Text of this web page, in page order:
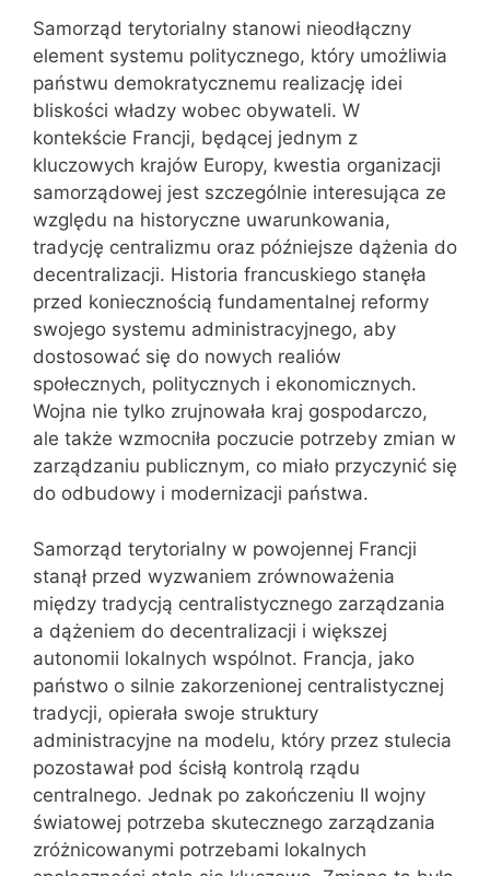
Samorząd terytorialny stanowi nieodłączny
element systemu politycznego, który umożliwia
państwu demokratycznemu realizację idei
bliskości władzy wobec obywateli. W
kontekście Francji, będącej jednym z
kluczowych krajów Europy, kwestia organizacji
samorządowej jest szczególnie interesująca ze
względu na historyczne uwarunkowania,
tradycję centralizmu oraz późniejsze dążenia do
decentralizacji. Historia francuskiego stanęła
przed koniecznością fundamentalnej reformy
swojego systemu administracyjnego, aby
dostosować się do nowych realiów
społecznych, politycznych i ekonomicznych.
Wojna nie tylko zrujnowała kraj gospodarczo,
ale także wzmocniła poczucie potrzeby zmian w
zarządzaniu publicznym, co miało przyczynić się
do odbudowy i modernizacji państwa.
Samorząd terytorialny w powojennej Francji
stanął przed wyzwaniem zrównoważenia
między tradycją centralistycznego zarządzania
a dążeniem do decentralizacji i większej
autonomii lokalnych wspólnot. Francja, jako
państwo o silnie zakorzenionej centralistycznej
tradycji, opierała swoje struktury
administracyjne na modelu, który przez stulecia
pozostawał pod ścisłą kontrolą rządu
centralnego. Jednak po zakończeniu II wojny
światowej potrzeba skutecznego zarządzania
zróżnicowanymi potrzebami lokalnych